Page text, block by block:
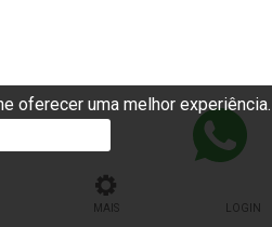
oferecer uma melhor experiência.
MAIS LOGIN